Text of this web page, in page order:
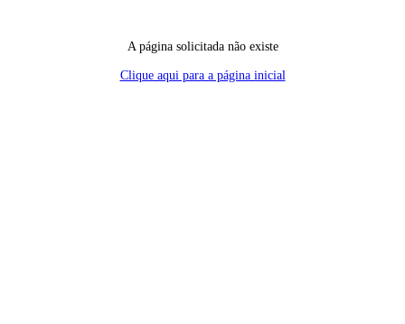
A página solicitada não existe
Clique aqui para a página inicial